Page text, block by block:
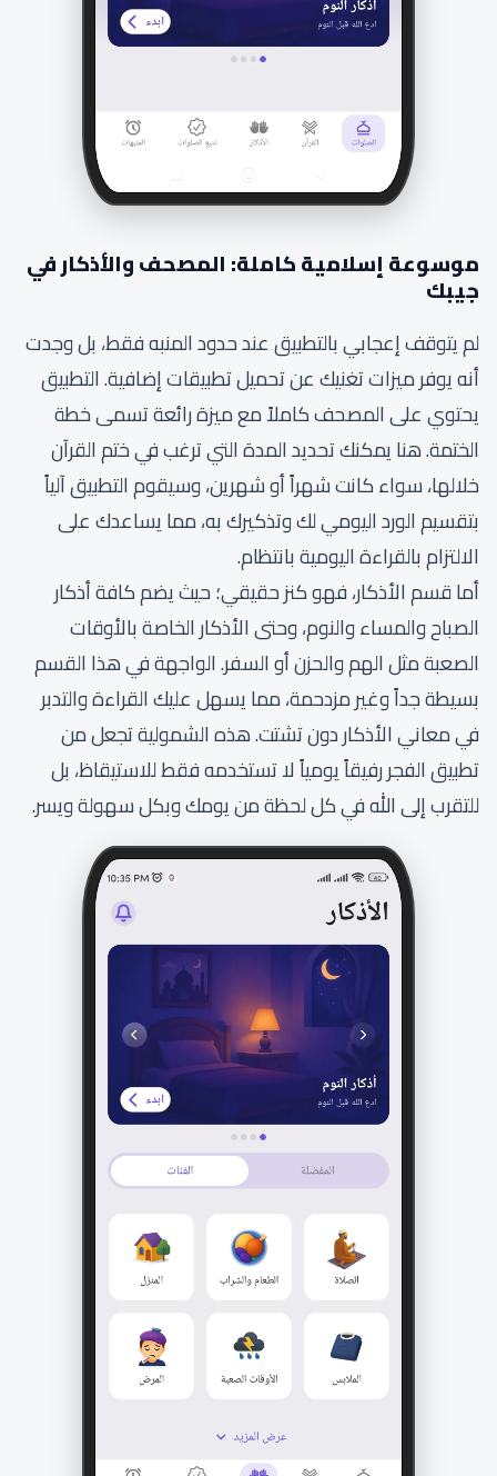
موسوعة إسلامية كاملة: المصحف والأذكار في
جيبك
لم يتوقف إعجابي بالتطبيق عند حدود المنبه فقط، بل وجدت
أنه يوفر ميزات تغنيك عن تحميل تطبيقات إضافية. التطبيق
يحتوي على المصحف كاملاً مع ميزة رائعة تسمى خطة
الختمة. هنا يمكنك تحديد المدة التي ترغب في ختم القرآن
خلالها، سواء كانت شهراً أو شهرين، وسيقوم التطبيق آلياً
بتقسيم الورد اليومي لك وتذكيرك به، مما يساعدك على
الالتزام بالقراءة اليومية بانتظام.
أما قسم الأذكار، فهو كنز حقيقي؛ حيث يضم كافة أذكار
الصباح والمساء والنوم، وحتى الأذكار الخاصة بالأوقات
الصعبة مثل الهم والحزن أو السفر. الواجهة في هذا القسم
بسيطة جداً وغير مزدحمة، مما يسهل عليك القراءة والتدبر
في معاني الأذكار دون تشتت. هذه الشمولية تجعل من
تطبيق الفجر رفيقاً يومياً لا تستخدمه فقط للاستيقاظ، بل
للتقرب إلى الله في كل لحظة من يومك وبكل سهولة ويسر.